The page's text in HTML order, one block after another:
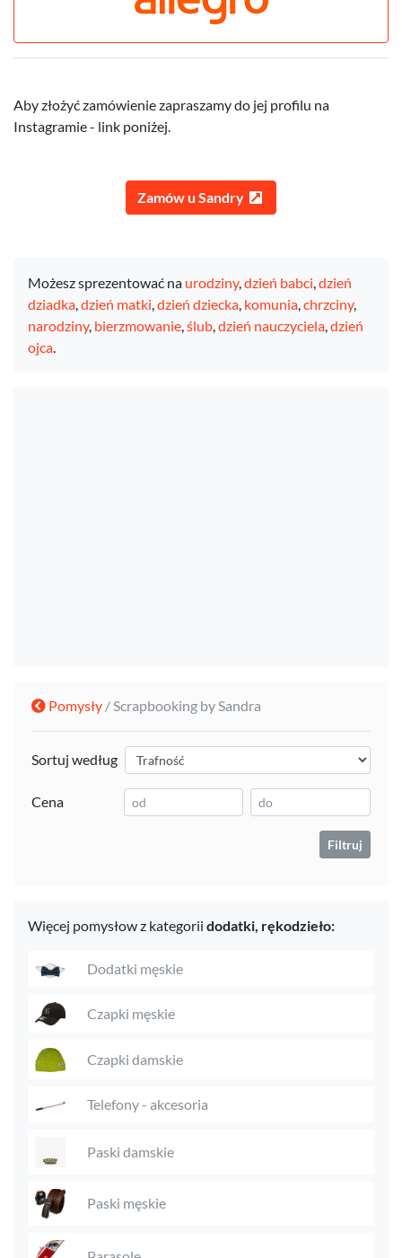
Aby złożyć zamówienie zapraszamy do jej profilu na
Instagramie - link poniżej.
Zamów u Sandry
Możesz sprezentować na urodziny,dzień babci,dzień
dziadka,dzień matki,dzień dziecka, komunia,chrzciny,
narodziny, bierzmowanie,ślub,dzień nauczyciela,dzień
ojca.
Pomysły / Scrapbooking by Sandra
Sortuj według
Cena
Filtruj
Więcej pomysłow z kategorii dodatki, rękodzieło:
Dodatki męskie
Czapki męskie
Czapki damskie
Telefony - akcesoria
Paski damskie
Paski męskie